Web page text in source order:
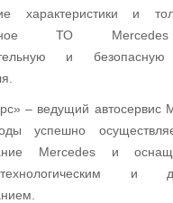
характеристики и
ТО Mercedes
и безопасную
– ведущий автосервис
успешно
Mercedes и
технологическим и